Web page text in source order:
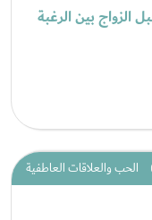
بين الرغبة
الحب والعلاقات العاطفية